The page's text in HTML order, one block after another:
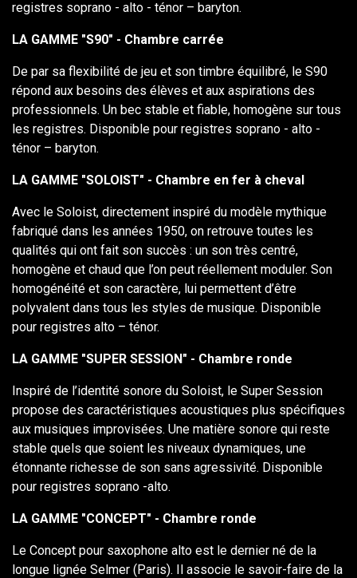
registres soprano - alto - ténor – baryton.
LA GAMME "S90" - Chambre carrée
De par sa flexibilité de jeu et son timbre équilibré, le S90
répond aux besoins des élèves et aux aspirations des
professionnels. Un bec stable et fiable, homogène sur tous
les registres. Disponible pour registres soprano - alto -
ténor – baryton.
LA GAMME "SOLOIST" - Chambre en fer à cheval
Avec le Soloist, directement inspiré du modèle mythique
fabriqué dans les années 1950, on retrouve toutes les
qualités qui ont fait son succès : un son très centré,
homogène et chaud que l’on peut réellement moduler. Son
homogénéité et son caractère, lui permettent d’être
polyvalent dans tous les styles de musique. Disponible
pour registres alto – ténor.
LA GAMME "SUPER SESSION" - Chambre ronde
Inspiré de l’identité sonore du Soloist, le Super Session
propose des caractéristiques acoustiques plus spécifiques
aux musiques improvisées. Une matière sonore qui reste
stable quels que soient les niveaux dynamiques, une
étonnante richesse de son sans agressivité. Disponible
pour registres soprano -alto.
LA GAMME "CONCEPT" - Chambre ronde
Le Concept pour saxophone alto est le dernier né de la
longue lignée Selmer (Paris). Il associe le savoir-faire de la